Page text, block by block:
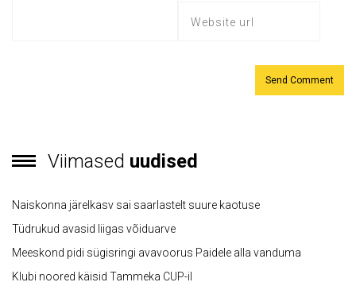
Viimased uudised
Naiskonna järelkasv sai saarlastelt suure kaotuse
Tüdrukud avasid liigas võiduarve
Meeskond pidi sügisringi avavoorus Paidele alla vanduma
Klubi noored käisid Tammeka CUP-il